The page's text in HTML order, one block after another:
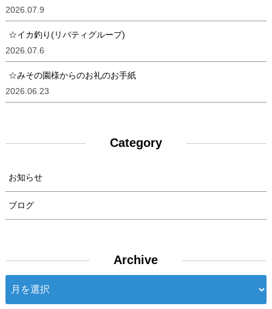
2026.07.9
☆イカ釣り(リバティグループ)
2026.07.6
☆みその園様からのお礼のお手紙
2026.06.23
Category
お知らせ
ブログ
Archive